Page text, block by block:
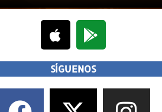
SÍGUENOS